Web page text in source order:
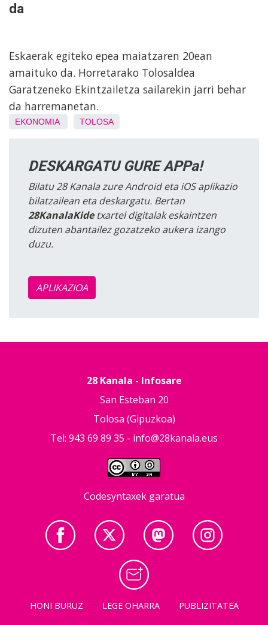
da
Eskaerak egiteko epea maiatzaren 20ean
amaituko da. Horretarako Tolosaldea
Garatzeneko Ekintzailetza sailarekin jarri behar
da harremanetan.
EKONOMIA TOLOSA
DESKARGATU GURE APPa!
Bilatu 28 Kanala zure Android eta iOS aplikazio
bilatzailean eta deskargatu. Bertan
28KanalaKidetxartel digitalak eskaintzen
dizuten abantailez gozatzeko aukera izango
duzu.
APLIKAZIOA
28 Kanala - Infosare
San Esteban 20
Tolosa (Gipuzkoa)
Tel: 943 69 89 35 - info@28kanala.eus
Codesyntaxek garatua
HONI BURUZ LEGE OHARRA
PUBLIZITATEA